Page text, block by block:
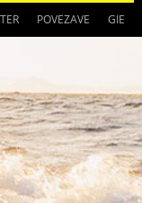
POVEZAVE GIE